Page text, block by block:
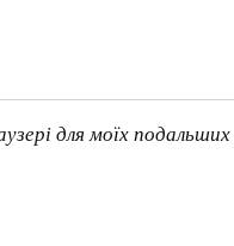
для моїх подальших